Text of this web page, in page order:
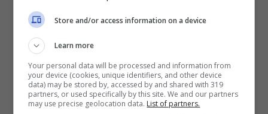
chiude la partita con Giuliano, che su assist di
Zuniga e solo soletto batte Rosati per la terza
volta. A nulla è servito il rigore procurato e
trasformato daCavanise non per rendere la
sconfitta meno amara.
Store and/or access information on a device
Learn more
Your personal data will be processed and information from
your device (cookies, unique identifiers, and other device
data) may be stored by, accessed by and shared with 319
partners, or used specifically by this site. We and our partners
may use precise geolocation data. List of partners.